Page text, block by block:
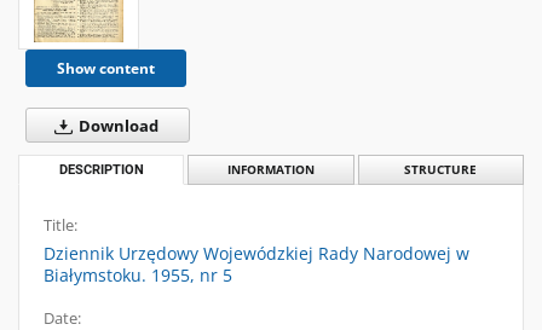
Show content
Download
DESCRIPTION INFORMATION STRUCTURE
Title:
Dziennik Urzędowy Wojewódzkiej Rady Narodowej w
Białymstoku. 1955, nr 5
Date: